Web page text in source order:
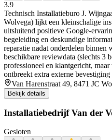
3.9
Technisch Installatieburo J.
Wolvega) lijkt een kleinschalige
uitsluitend positieve Google-
begeleiding en deskundige
reparatie nadat onderdelen binnen
beschikbare reviewdata (slechts 3
professioneel en klantgericht,
ontbreekt extra externe
Van Harenstraat 49, 8471 JC
Bekijk details
Installatiebedrijf Van der
Gesloten